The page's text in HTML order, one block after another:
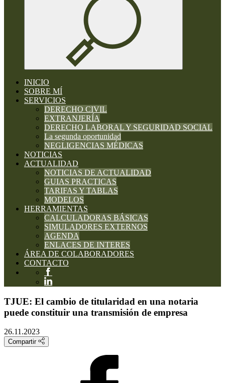
INICIO
SOBRE MÍ
SERVICIOS
DERECHO CIVIL
EXTRANJERÍA
DERECHO LABORAL Y SEGURIDAD SOCIAL
La segunda oportunidad
NEGLIGENCIAS MÉDICAS
NOTICIAS
ACTUALIDAD
NOTICIAS DE ACTUALIDAD
GUIAS PRACTICAS
TARIFAS Y TABLAS
MODELOS
HERRAMIENTAS
CALCULADORAS BÁSICAS
SIMULADORES EXTERNOS
AGENDA
ENLACES DE INTERES
ÁREA DE COLABORADORES
CONTACTO
TJUE: El cambio de titularidad en una notaria
puede constituir una transmisión de empresa
26.11.2023
Compartir